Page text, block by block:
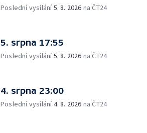
Poslední vysílání5. 8. 2026 na ČT24
5. srpna 17:55
Poslední vysílání5. 8. 2026 na ČT24
4. srpna 23:00
Poslední vysílání4. 8. 2026 na ČT24